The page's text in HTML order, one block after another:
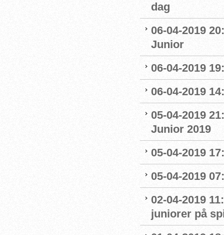
dag
06-04-2019
Junior
06-04-2019
06-04-2019
05-04-2019
Junior 2019
05-04-2019
05-04-2019
02-04-2019
juniorer på